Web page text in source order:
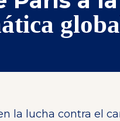
la lucha contra el